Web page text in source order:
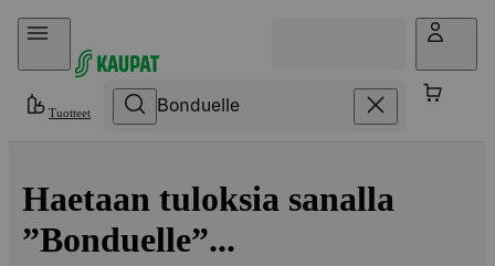
Hyppää sisältöön
Tuotteet
Haetaan tuloksia sanalla
”Bonduelle”...